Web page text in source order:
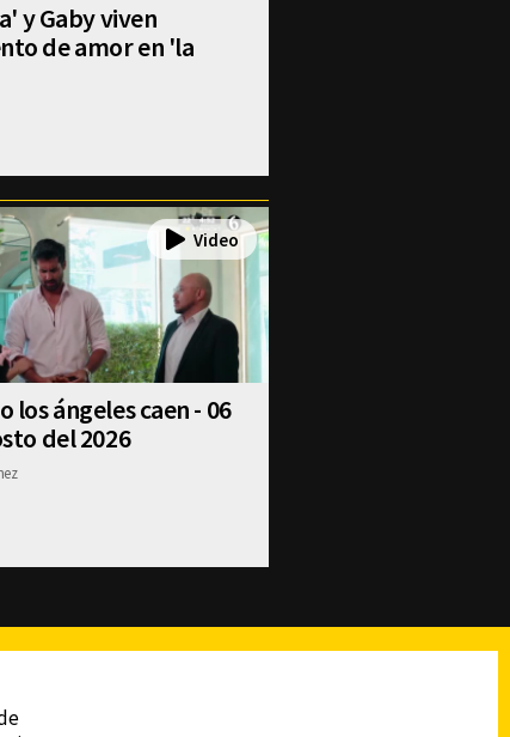
y Gaby viven
de amor en 'la
los ángeles caen - 06
del 2026